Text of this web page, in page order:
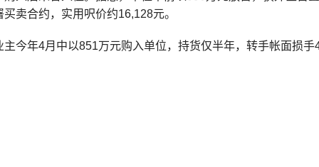
卖合约，实用呎价约16,128元。
今年4月中以851万元购入单位，持货仅半年，转手帐面损手